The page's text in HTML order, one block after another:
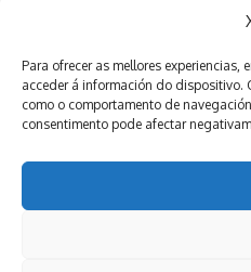
Para ofrecer as mellores
acceder á información do dispositivo.
como o comportamento de
consentimento pode afectar